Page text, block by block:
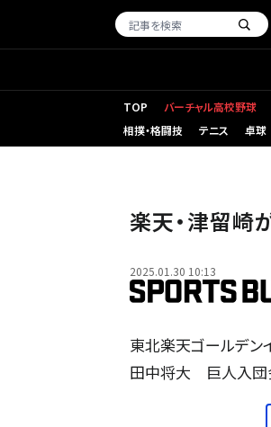
TOP バーチャル高校野球
相撲・格闘技
テニス 卓球
楽天・津留崎
2025.01.30 10:13
東北楽天ゴールデン
田中将大 巨人入